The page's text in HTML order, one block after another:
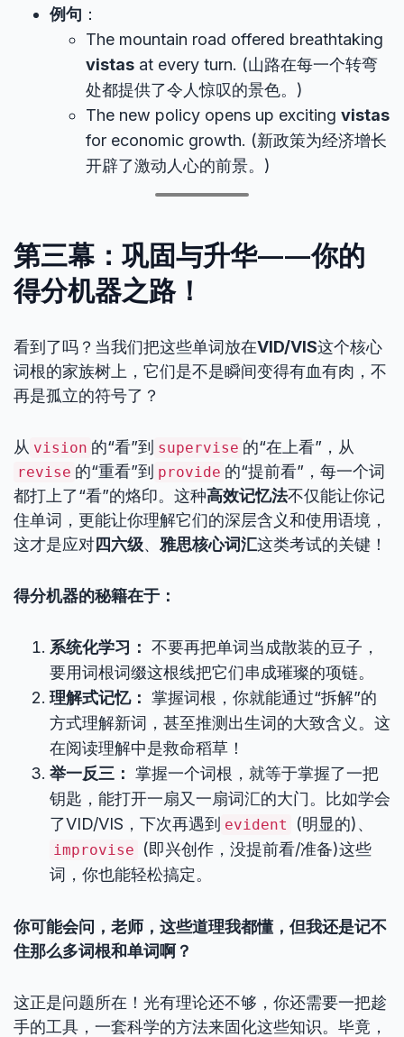
例句 ：
The mountain road offered breathtaking
vistas at every turn. (山路在每一个转弯
处都提供了令人惊叹的景色。)
The new policy opens up exciting vistas
for economic growth. (新政策为经济增长
开辟了激动人心的前景。)
第三幕：巩固与升华——你的
得分机器之路！
看到了吗？当我们把这些单词放在VID/VIS这个核心
词根的家族树上，它们是不是瞬间变得有血有肉，不
再是孤立的符号了？
从 vision 的“看”到 supervise 的“在上看”，从
revise 的“重看”到 provide 的“提前看”，每一个词
都打上了“看”的烙印。这种高效记忆法不仅能让你记
住单词，更能让你理解它们的深层含义和使用语境，
这才是应对四六级、 雅思核心词汇这类考试的关键！
得分机器的秘籍在于：
系统化学习： 不要再把单词当成散装的豆子，
要用词根词缀这根线把它们串成璀璨的项链。
理解式记忆： 掌握词根，你就能通过“拆解”的
方式理解新词，甚至推测出生词的大致含义。这
在阅读理解中是救命稻草！
举一反三： 掌握一个词根，就等于掌握了一把
钥匙，能打开一扇又一扇词汇的大门。比如学会
了VID/VIS，下次再遇到 evident (明显的)、
improvise
(即兴创作，没提前看/准备)这些
词，你也能轻松搞定。
你可能会问，老师，这些道理我都懂，但我还是记不
住那么多词根和单词啊？
这正是问题所在！光有理论还不够，你还需要一把趁
手的工具，一套科学的方法来固化这些知识。毕竟，